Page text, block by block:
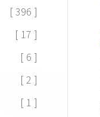
[ 396 ]
[ 17 ]
[ 6 ]
[ 2 ]
[ 1 ]